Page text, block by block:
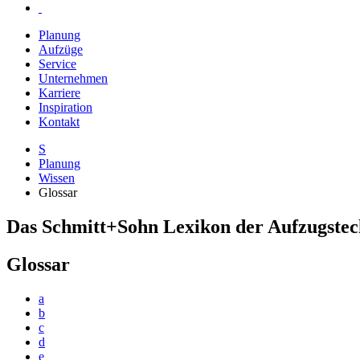
Planung
Aufzüge
Service
Unternehmen
Karriere
Inspiration
Kontakt
S
Planung
Wissen
Glossar
Das Schmitt+Sohn Lexikon der
Glossar
a
b
c
d
e